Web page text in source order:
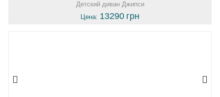
Детский диван Джипси
Цена: 13290 грн